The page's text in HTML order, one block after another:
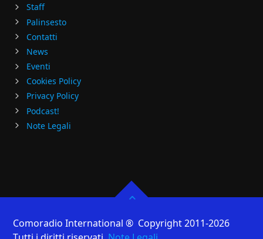
Staff
Palinsesto
Contatti
News
Eventi
Cookies Policy
Privacy Policy
Podcast!
Note Legali
Comoradio International ® Copyright 2011-2026